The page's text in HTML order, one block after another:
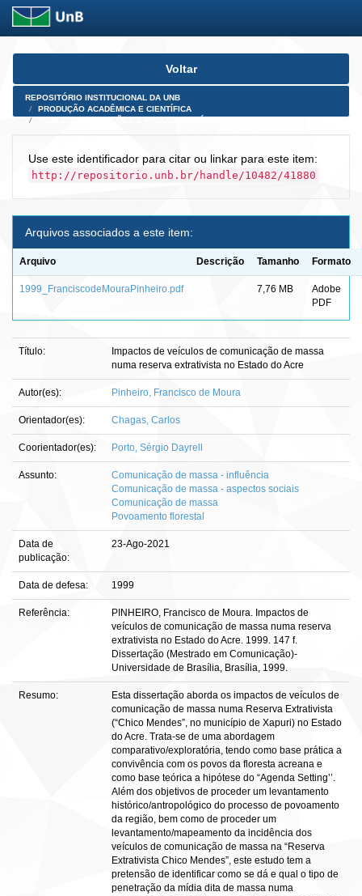
Skip
Voltar
REPOSITÓRIO INSTITUCIONAL DA UNB
PRODUÇÃO ACADÊMICA E CIENTÍFICA
Use este identificador para citar ou linkar para este item:
http://repositorio.unb.br/handle/10482/41880
Arquivos associados a este item:
Arquivo Descrição Tamanho Formato
1999_FranciscodeMouraPinheiro.pdf 7,76 MB
Adobe
PDF
Título:
Impactos de veículos de comunicação de massa
numa reserva extrativista no Estado do Acre
Autor(es): Pinheiro, Francisco de Moura
Orientador(es): Chagas, Carlos
Coorientador(es): Porto, Sérgio Dayrell
Assunto:
Comunicação de massa - influência
Comunicação de massa - aspectos sociais
Comunicação de massa
Povoamento florestal
Data de
publicação:
23-Ago-2021
Data de defesa: 1999
Referência:
PINHEIRO, Francisco de Moura. Impactos de
veículos de comunicação de massa numa reserva
extrativista no Estado do Acre. 1999. 147 f.
Dissertação (Mestrado em Comunicação)-
Universidade de Brasília, Brasília, 1999.
Resumo:
Esta dissertação aborda os impactos de veículos de
comunicação de massa numa Reserva Extrativista
(“Chico Mendes”, no município de Xapuri) no Estado
do Acre. Trata-se de uma abordagem
comparativo/exploratória, tendo como base prática a
convivência com os povos da floresta acreana e
como base teórica a hipótese do “Agenda Setting’’.
Além dos objetivos de proceder um levantamento
histórico/antropológico do processo de povoamento
da região, bem como de proceder um
levantamento/mapeamento da incidência dos
veículos de comunicação de massa na “Reserva
Extrativista Chico Mendes”, este estudo tem a
pretensão de identificar como se dá e qual o tipo de
penetração da mídia dita de massa numa